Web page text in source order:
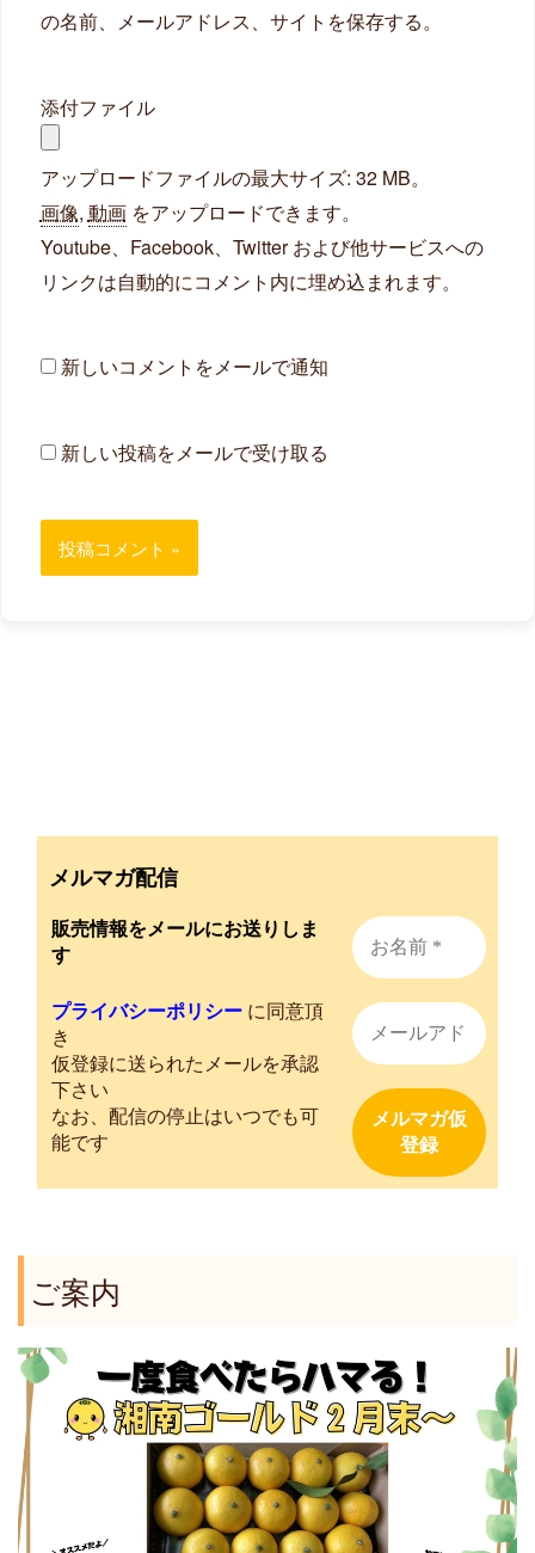
の名前、メールアドレス、サイトを保存する。
添付ファイル
アップロードファイルの最大サイズ: 32 MB。
画像, 動画をアップロードできます。
Youtube、Facebook、Twitter および他サービスへの
リンクは自動的にコメント内に埋め込まれます。
新しいコメントをメールで通知
新しい投稿をメールで受け取る
メルマガ配信
販売情報をメールにお送りしま
す
プライバシーポリシー に同意頂
き
仮登録に送られたメールを承認
下さい
なお、配信の停止はいつでも可
能です
ご案内